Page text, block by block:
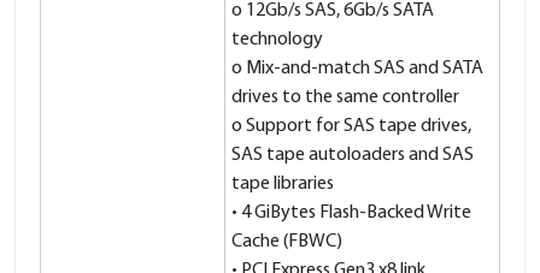
o 12Gb/s SAS, 6Gb/s SATA
technology
o Mix-and-match SAS and SATA
drives to the same controller
o Support for SAS tape drives,
SAS tape autoloaders and SAS
tape libraries
• 4 GiBytes Flash-Backed Write
Cache (FBWC)